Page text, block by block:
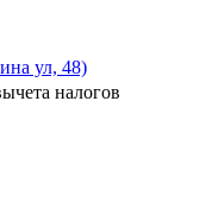
ул, 48)
налогов